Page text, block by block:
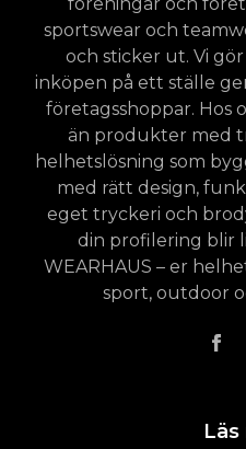
sportswear och
och sticker ut. Vi
inköpen på ett ställe
företagsshoppar. Hos
än produkter med
helhetslösning som
med rätt design,
eget tryckeri och
din profilering blir
WEARHAUS – er
sport, outdoor